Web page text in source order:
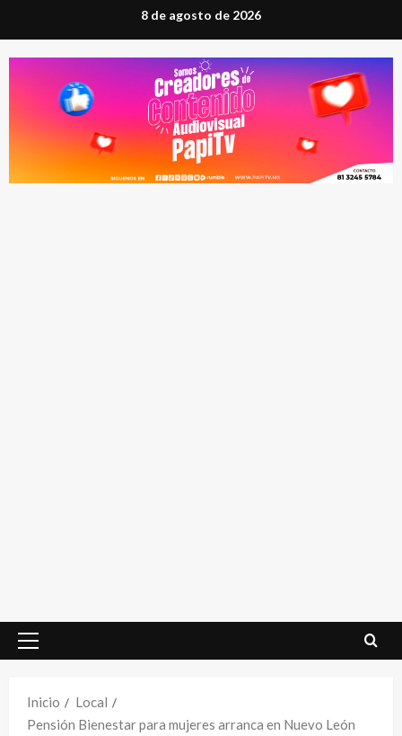
al
contenido
8 de agosto de 2026
Menú
Inicio
Local
Pensión Bienestar para mujeres arranca en Nuevo León